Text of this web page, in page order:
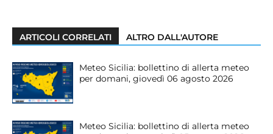
ARTICOLI CORRELATI ALTRO DALL'AUTORE
Meteo Sicilia: bollettino di allerta meteo
per domani, giovedì 06 agosto 2026
Meteo Sicilia: bollettino di allerta meteo